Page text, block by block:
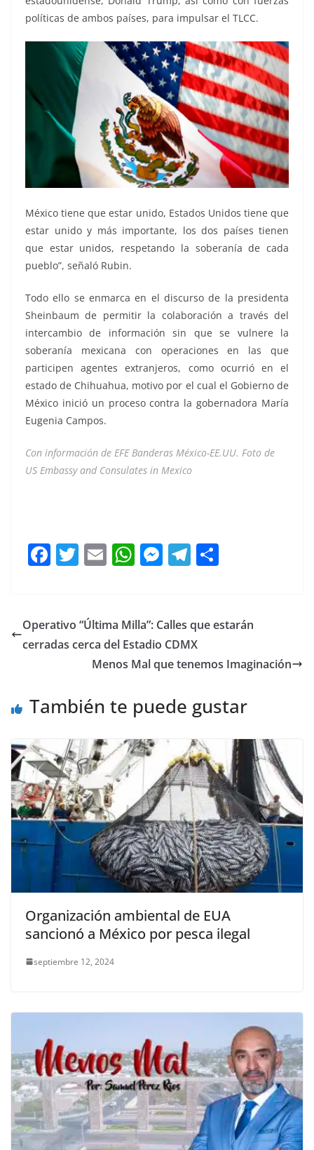
políticas de ambos países, para impulsar el TLCC.
México tiene que estar unido, Estados Unidos tiene que
estar unido y más importante, los dos países tienen
que estar unidos, respetando la soberanía de cada
pueblo”, señaló Rubin.
Todo ello se enmarca en el discurso de la presidenta
Sheinbaum de permitir la colaboración a través del
intercambio de información sin que se vulnere la
soberanía mexicana con operaciones en las que
participen agentes extranjeros, como ocurrió en el
estado de Chihuahua, motivo por el cual el Gobierno de
México inició un proceso contra la gobernadora María
Eugenia Campos.
Con información de EFE Banderas México-EE.UU. Foto de
US Embassy and Consulates in Mexico
F
e
b
k
T
er
E
l
W
s
A
p
M
e
n
g
T
gr
a
m
p
tir
Operativo “Última Milla”: Calles que estarán
cerradas cerca del Estadio CDMX
Menos Mal que tenemos Imaginación
También te puede gustar
Organización ambiental de EUA
sancionó a México por pesca ilegal
septiembre 12, 2024